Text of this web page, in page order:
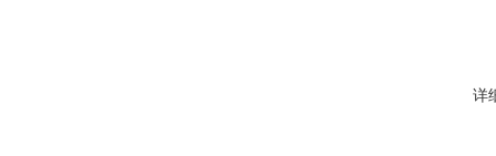
详